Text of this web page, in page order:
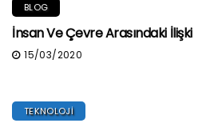
BLOG
İnsan Ve Çevre Arasındaki İlişki
15/03/2020
TEKNOLOJI